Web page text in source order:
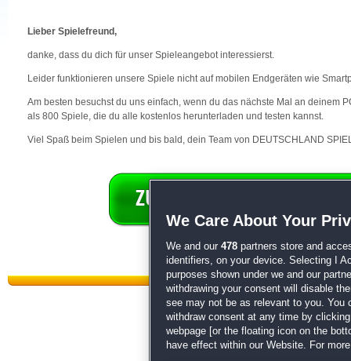
Lieber Spielefreund,
danke, dass du dich für unser Spieleangebot interessierst.
Leider funktionieren unsere Spiele nicht auf mobilen Endgeräten wie
Am besten besuchst du uns einfach, wenn du das nächste Mal an deinem
als 800 Spiele, die du alle kostenlos herunterladen und testen kannst.
Viel Spaß beim Spielen und bis bald, dein Team von DEUTSCHLAND
Datenschutz| AGB|Impressum
We Care About Your
We and our 478 partners store and
identifiers, on your device. Selecting I
purposes shown under we and our
withdrawing your consent will disable
see may not be as relevant to you. You
withdraw consent at any time by
webpage [or the floating icon on the
have effect within our Website. For